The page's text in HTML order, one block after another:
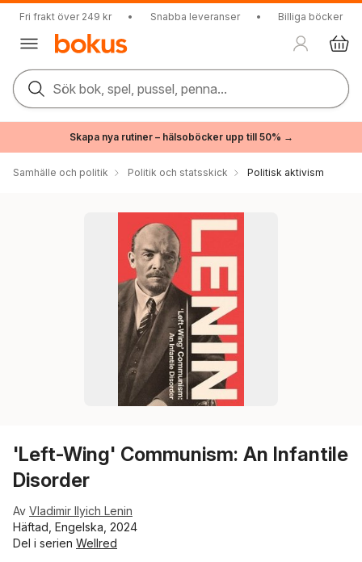
Fri frakt över 249 kr • Snabba leveranser • Billiga böcker
Sök bok, spel, pussel, penna...
Skapa nya rutiner – hälsoböcker upp till 50% →
Samhälle och politik Politik och statsskick Politisk aktivism
'Left-Wing' Communism: An Infantile
Disorder
Av Vladimir Ilyich Lenin
Häftad, Engelska, 2024
Del i serien Wellred